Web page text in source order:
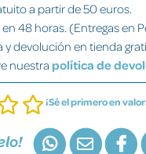
a partir de 50 euros.
en 48 horas. (Entregas en
y devolución en tienda
nuestra política de
¡Sé el primero en